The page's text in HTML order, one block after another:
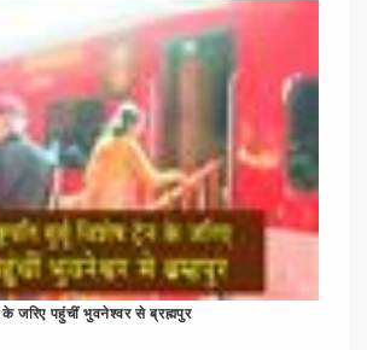
के जरिए पहुंचीं भुवनेश्वर से ब्रह्मपुर